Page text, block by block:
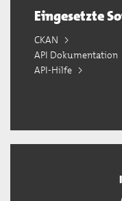
Eingesetzte
CKAN
API Dokumentation
API-Hilfe